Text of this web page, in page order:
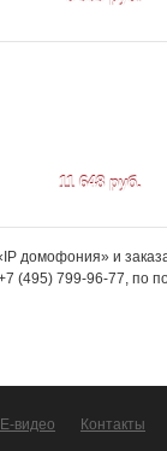
11 648 руб.
домофония» и
(495) 799-96-77, по
видео Контакты